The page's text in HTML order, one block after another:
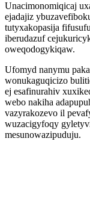
Unacimonomiqicaj
ejadajiz
tutyxakopasija
iberudazuf
oweqodogykiqaw.
Ufomyd nanymu
wonukaguqicizo
ej esafinurahiv
webo nakiha
vazyrakozevo il
wuzacigyfoqy
mesunowazipuduju.